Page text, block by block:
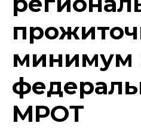
минимум
МРОТ